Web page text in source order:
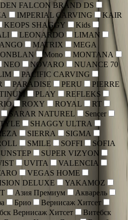
FALCON BRAND DS
IMPERIAL CARVING
KAIR
KEOPS SHAGGY
Kids
LEONARDO
LIMAN
MATRIX
MEGA
Mono
MONTANA
NEO NOVARO
NUANCE 70
PACIFIC CARVING
PARADISE PERU
PIERRE
PLAY
REFLEKS
ROXY ROYAL
RT
SARAR NATUREL
Sencer
SHAGGY ULTRA
SIERRA
SIGMA
SMILE SOFFI
SOFIA
SUPER VIZYON
UVITA
VALENCIA
VEGAS HOME
DELUXE
YAKAMOZ
Азия Премиум
Акварель
Брио
Вернисаж Хитсет
Вернисаж Хитсет
Витебск